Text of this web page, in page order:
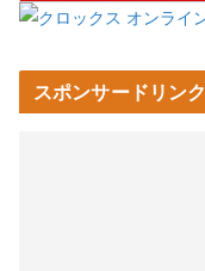
スポンサードリンク